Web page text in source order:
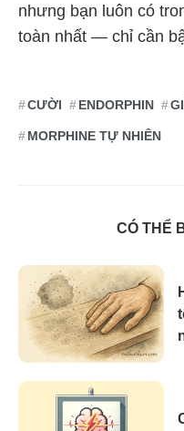
nhưng bạn luôn có
toàn nhất — chỉ cần
CƯỜI ENDORPHIN
MORPHINE TỰ NHIÊN
CÓ THỂ